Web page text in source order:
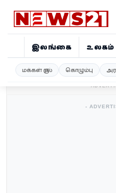
இலங்கை உலகம்
மக்கள் குரல் கொழும்பு
இலங்கை
-
-